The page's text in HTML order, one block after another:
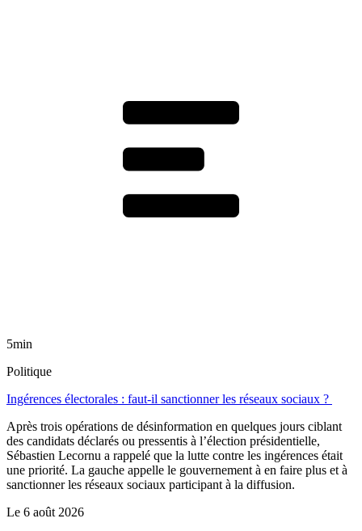
5min
Politique
Ingérences électorales : faut-il sanctionner les réseaux sociaux ?
Après trois opérations de désinformation en quelques jours ciblant
des candidats déclarés ou pressentis à l’élection présidentielle,
Sébastien Lecornu a rappelé que la lutte contre les ingérences était
une priorité. La gauche appelle le gouvernement à en faire plus et à
sanctionner les réseaux sociaux participant à la diffusion.
Le 6 août 2026